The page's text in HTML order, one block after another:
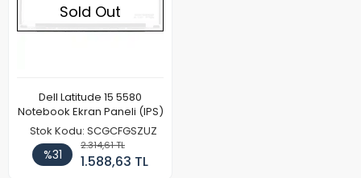
Sold Out
Dell Latitude 15 5580
Notebook Ekran Paneli (IPS)
Stok Kodu: SCGCFGSZUZ
%31
2.314,61 TL
1.588,63 TL